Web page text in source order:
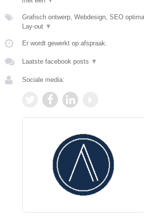
Grafisch ontwerp, Webdesign, SEO
Lay-out ▼
Er wordt gewerkt op afspraak.
Laatste facebook posts ▼
Sociale media: